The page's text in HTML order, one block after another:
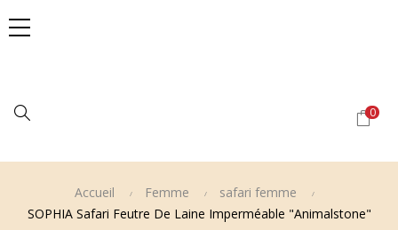
0
Chercher
Accueil Femme
safari femme
SOPHIA Safari Feutre De Laine Imperméable "Animalstone"